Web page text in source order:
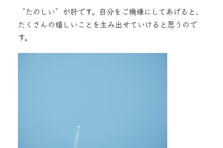
“たのしい”が肝です。自分をご機嫌にしてあげると、
たくさんの嬉しいことを生み出せていけると思うので
す。